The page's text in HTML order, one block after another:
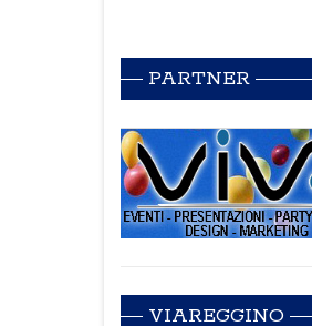
PARTNER
VIAREGGINO